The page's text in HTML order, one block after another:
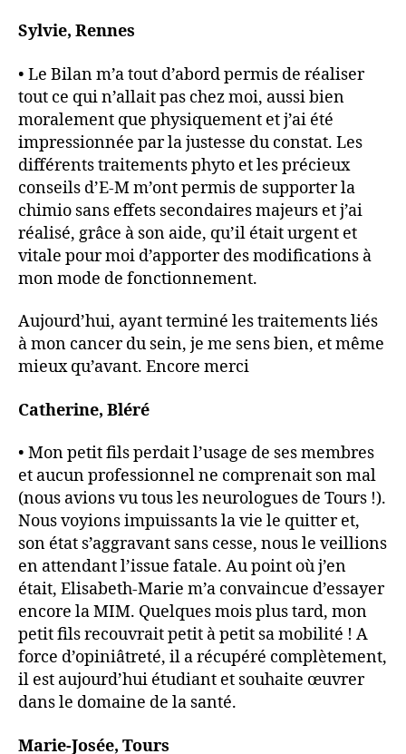
Sylvie, Rennes
• Le Bilan m’a tout d’abord permis de réaliser
tout ce qui n’allait pas chez moi, aussi bien
moralement que physiquement et j’ai été
impressionnée par la justesse du constat. Les
différents traitements phyto et les précieux
conseils d’E-M m’ont permis de supporter la
chimio sans effets secondaires majeurs et j’ai
réalisé, grâce à son aide, qu’il était urgent et
vitale pour moi d’apporter des modifications à
mon mode de fonctionnement.
Aujourd’hui, ayant terminé les traitements liés
à mon cancer du sein, je me sens bien, et même
mieux qu’avant. Encore merci
Catherine, Bléré
• Mon petit fils perdait l’usage de ses membres
et aucun professionnel ne comprenait son mal
(nous avions vu tous les neurologues de Tours !).
Nous voyions impuissants la vie le quitter et,
son état s’aggravant sans cesse, nous le veillions
en attendant l’issue fatale. Au point où j’en
était, Elisabeth-Marie m’a convaincue d’essayer
encore la MIM. Quelques mois plus tard, mon
petit fils recouvrait petit à petit sa mobilité ! A
force d’opiniâtreté, il a récupéré complètement,
il est aujourd’hui étudiant et souhaite œuvrer
dans le domaine de la santé.
Marie-Josée, Tours